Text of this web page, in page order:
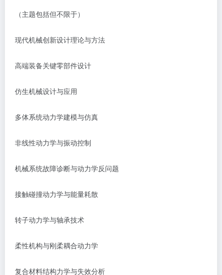
（主题包括但不限于）
现代机械创新设计理论与方法
高端装备关键零部件设计
仿生机械设计与应用
多体系统动力学建模与仿真
非线性动力学与振动控制
机械系统故障诊断与动力学反问题
接触碰撞动力学与能量耗散
转子动力学与轴承技术
柔性机构与刚柔耦合动力学
复合材料结构力学与失效分析